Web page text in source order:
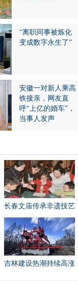
“离职同事被炼化
变成数字永生了”
安徽一对新人乘高
铁接亲，网友直
呼“上亿的婚车”，
当事人发声
长春文庙传承非遗技艺
吉林建设热潮持续高涨